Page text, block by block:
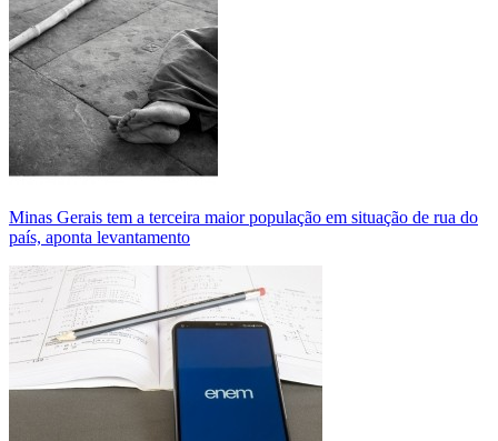
Minas Gerais tem a terceira maior população em situação de rua do
país, aponta levantamento